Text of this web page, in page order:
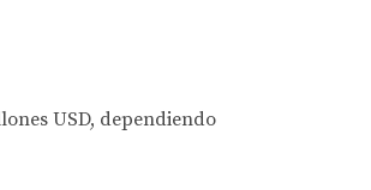
USD, dependiendo